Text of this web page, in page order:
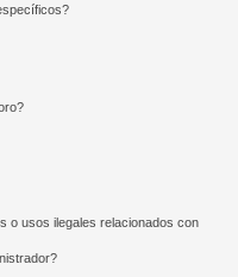
o usos ilegales relacionados con